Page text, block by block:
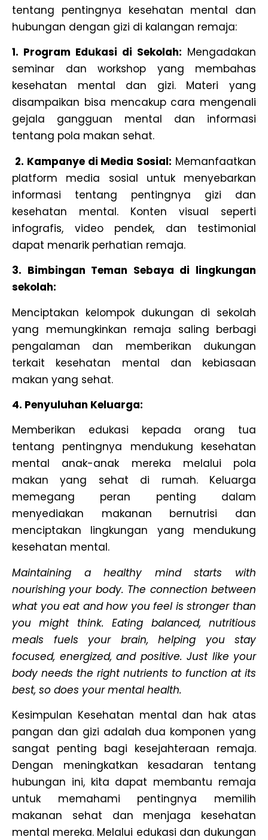
tentang pentingnya kesehatan mental dan
hubungan dengan gizi di kalangan remaja:
1. Program Edukasi di Sekolah: Mengadakan
seminar dan workshop yang membahas
kesehatan mental dan gizi. Materi yang
disampaikan bisa mencakup cara mengenali
gejala gangguan mental dan informasi
tentang pola makan sehat.
2. Kampanye di Media Sosial: Memanfaatkan
platform media sosial untuk menyebarkan
informasi tentang pentingnya gizi dan
kesehatan mental. Konten visual seperti
infografis, video pendek, dan testimonial
dapat menarik perhatian remaja.
3. Bimbingan Teman Sebaya di lingkungan
sekolah:
Menciptakan kelompok dukungan di sekolah
yang memungkinkan remaja saling berbagi
pengalaman dan memberikan dukungan
terkait kesehatan mental dan kebiasaan
makan yang sehat.
4. Penyuluhan Keluarga:
Memberikan edukasi kepada orang tua
tentang pentingnya mendukung kesehatan
mental anak-anak mereka melalui pola
makan yang sehat di rumah. Keluarga
memegang peran penting dalam
menyediakan makanan bernutrisi dan
menciptakan lingkungan yang mendukung
kesehatan mental.
Maintaining a healthy mind starts with
nourishing your body. The connection between
what you eat and how you feel is stronger than
you might think. Eating balanced, nutritious
meals fuels your brain, helping you stay
focused, energized, and positive. Just like your
body needs the right nutrients to function at its
best, so does your mental health.
Kesimpulan Kesehatan mental dan hak atas
pangan dan gizi adalah dua komponen yang
sangat penting bagi kesejahteraan remaja.
Dengan meningkatkan kesadaran tentang
hubungan ini, kita dapat membantu remaja
untuk memahami pentingnya memilih
makanan sehat dan menjaga kesehatan
mental mereka. Melalui edukasi dan dukungan